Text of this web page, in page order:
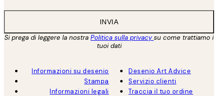
INVIA
Si prega di leggere la nostra Politica sulla privacysu come trattiamo i
tuoi dati
Informazioni su desenio
Stampa
Informazioni legali
Desenio Art Advice
Servizio clienti
Traccia il tuo ordine